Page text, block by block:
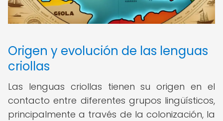
Origen y evolución de las lenguas
criollas
Las lenguas criollas tienen su origen en el
contacto entre diferentes grupos lingüísticos,
principalmente a través de la colonización, la